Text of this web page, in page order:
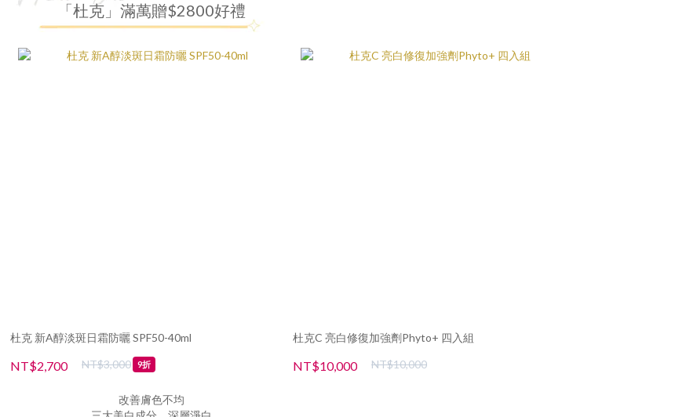
「杜克」滿萬贈$2800好禮
杜克 新A醇淡斑日霜防曬 SPF50-40ml
NT$2,700 NT$3,000 9折
改善膚色不均
杜克C 亮白修復加強劑Phyto+ 四入組
NT$10,000 NT$10,000